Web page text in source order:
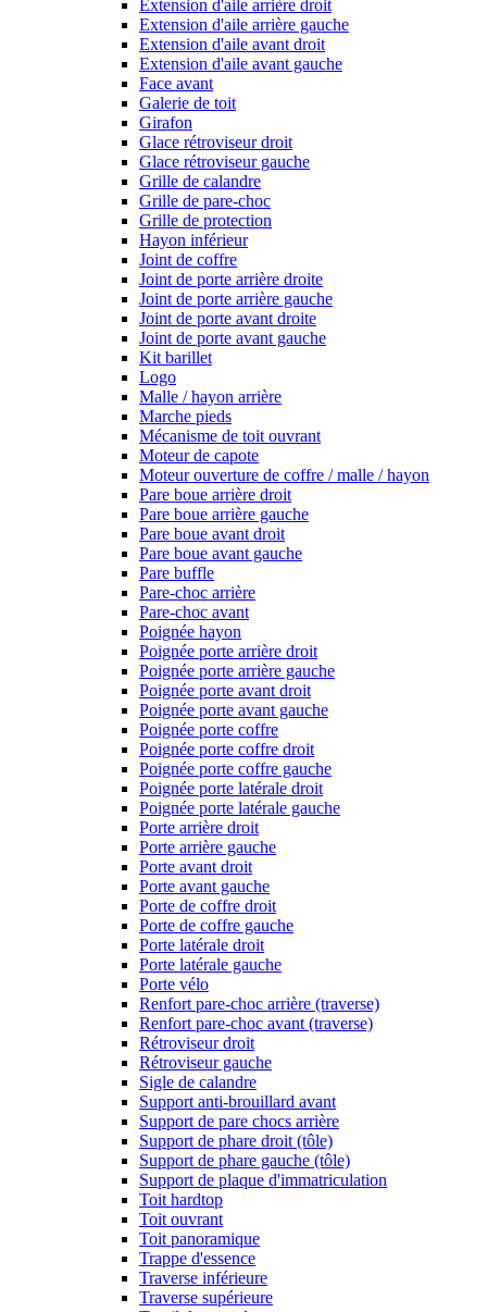
Extension d'aile arrière droit
Extension d'aile arrière gauche
Extension d'aile avant droit
Extension d'aile avant gauche
Face avant
Galerie de toit
Girafon
Glace rétroviseur droit
Glace rétroviseur gauche
Grille de calandre
Grille de pare-choc
Grille de protection
Hayon inférieur
Joint de coffre
Joint de porte arrière droite
Joint de porte arrière gauche
Joint de porte avant droite
Joint de porte avant gauche
Kit barillet
Logo
Malle / hayon arrière
Marche pieds
Mécanisme de toit ouvrant
Moteur de capote
Moteur ouverture de coffre / malle / hayon
Pare boue arrière droit
Pare boue arrière gauche
Pare boue avant droit
Pare boue avant gauche
Pare buffle
Pare-choc arrière
Pare-choc avant
Poignée hayon
Poignée porte arrière droit
Poignée porte arrière gauche
Poignée porte avant droit
Poignée porte avant gauche
Poignée porte coffre
Poignée porte coffre droit
Poignée porte coffre gauche
Poignée porte latérale droit
Poignée porte latérale gauche
Porte arrière droit
Porte arrière gauche
Porte avant droit
Porte avant gauche
Porte de coffre droit
Porte de coffre gauche
Porte latérale droit
Porte latérale gauche
Porte vélo
Renfort pare-choc arrière (traverse)
Renfort pare-choc avant (traverse)
Rétroviseur droit
Rétroviseur gauche
Sigle de calandre
Support anti-brouillard avant
Support de pare chocs arrière
Support de phare droit (tôle)
Support de phare gauche (tôle)
Support de plaque d'immatriculation
Toit hardtop
Toit ouvrant
Toit panoramique
Trappe d'essence
Traverse inférieure
Traverse supérieure